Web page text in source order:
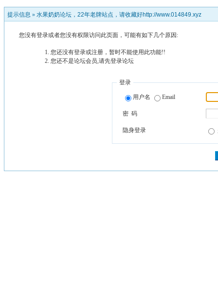
提示信息 » 水果奶奶论坛，22年老牌站点，请收藏好http://www.014849.xyz
您没有登录或者您没有权限访问此页面，可能有如下几个原因:
您还没有登录或注册，暂时不能使用此功能!!
您还不是论坛会员,请先登录论坛
登录
用户名 Email
密 码
隐身登录